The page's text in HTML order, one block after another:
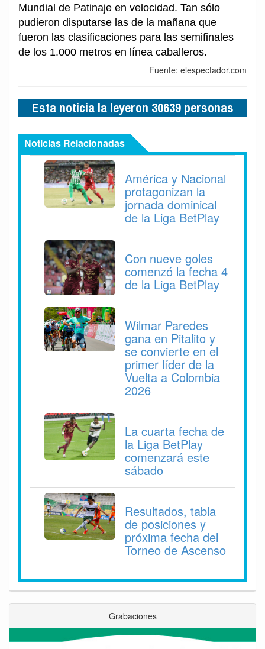
Mundial de Patinaje en velocidad. Tan sólo
pudieron disputarse las de la mañana que
fueron las clasificaciones para las semifinales
de los 1.000 metros en línea caballeros.
Fuente: elespectador.com
Esta noticia la leyeron 30639 personas
Noticias Relacionadas
América y Nacional
protagonizan la
jornada dominical
de la Liga BetPlay
Con nueve goles
comenzó la fecha 4
de la Liga BetPlay
Wilmar Paredes
gana en Pitalito y
se convierte en el
primer líder de la
Vuelta a Colombia
2026
La cuarta fecha de
la Liga BetPlay
comenzará este
sábado
Resultados, tabla
de posiciones y
próxima fecha del
Torneo de Ascenso
Grabaciones